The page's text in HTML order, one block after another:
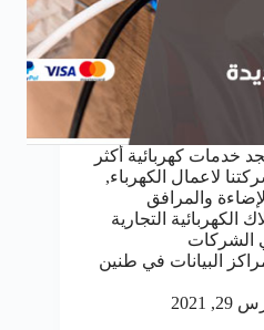
خدمات كهربائية أكثر
لاعمال الكهرباء,
والمرافق
الكهربائية التجارية
الشركات
البيانات في طنين
2021